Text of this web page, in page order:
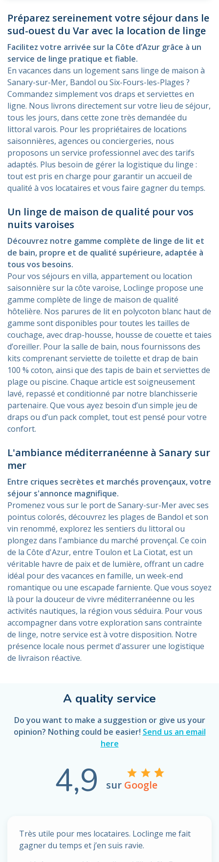
Préparez sereinement votre séjour dans le
sud-ouest du Var avec la location de linge
Facilitez votre arrivée sur la Côte d’Azur grâce à un
service de linge pratique et fiable.
En vacances dans un logement sans linge de maison à
Sanary-sur-Mer, Bandol ou Six-Fours-les-Plages ?
Commandez simplement vos draps et serviettes en
ligne. Nous livrons directement sur votre lieu de séjour,
tous les jours, dans cette zone très demandée du
littoral varois. Pour les propriétaires de locations
saisonnières, agences ou conciergeries, nous
proposons un service professionnel avec des tarifs
adaptés. Plus besoin de gérer la logistique du linge :
tout est pris en charge pour garantir un accueil de
qualité à vos locataires et vous faire gagner du temps.
Un linge de maison de qualité pour vos
nuits varoises
Découvrez notre gamme complète de linge de lit et
de bain, propre et de qualité supérieure, adaptée à
tous vos besoins.
Pour vos séjours en villa, appartement ou location
saisonnière sur la côte varoise, Loclinge propose une
gamme complète de linge de maison de qualité
hôtelière. Nos parures de lit en polycoton blanc haut de
gamme sont disponibles pour toutes les tailles de
couchage, avec drap-housse, housse de couette et taies
d’oreiller. Pour la salle de bain, nous fournissons des
kits comprenant serviette de toilette et drap de bain
100 % coton, ainsi que des tapis de bain et serviettes de
plage ou piscine. Chaque article est soigneusement
lavé, repassé et conditionné par notre blanchisserie
partenaire. Que vous ayez besoin d’un simple jeu de
draps ou d’un pack complet, tout est pensé pour votre
confort.
L'ambiance méditerranéenne à Sanary sur
mer
Entre criques secrètes et marchés provençaux, votre
séjour s'annonce magnifique.
Promenez vous sur le port de Sanary-sur-Mer avec ses
pointus colorés, découvrez les plages de Bandol et son
vin renommé, explorez les sentiers du littoral ou
plongez dans l'ambiance du marché provençal. Ce coin
de la Côte d'Azur, entre Toulon et La Ciotat, est un
véritable havre de paix et de lumière, offrant un cadre
idéal pour des vacances en famille, un week-end
romantique ou une escapade farniente. Que vous soyez
là pour la douceur de vivre méditerranéenne ou les
activités nautiques, la région vous séduira. Pour vous
accompagner dans votre exploration sans contrainte
de linge, notre service est à votre disposition. Notre
présence locale nous permet d'assurer une logistique
de livraison réactive.
A quality service
Do you want to make a suggestion or give us your
opinion? Nothing could be easier! Send us an email
here
4,9 sur Google
Très utile pour mes locataires. Loclinge me fait
gagner du temps et j’en suis ravie.